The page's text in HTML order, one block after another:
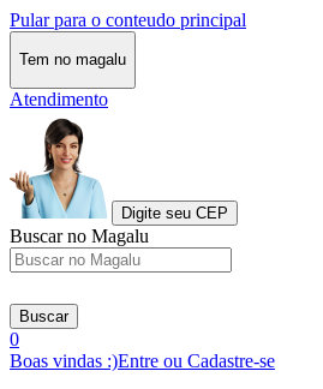
Pular para o conteudo principal
Tem no magalu
Atendimento
Digite seu CEP
Buscar no Magalu
Buscar
0
Boas vindas :)Entre ou Cadastre-se